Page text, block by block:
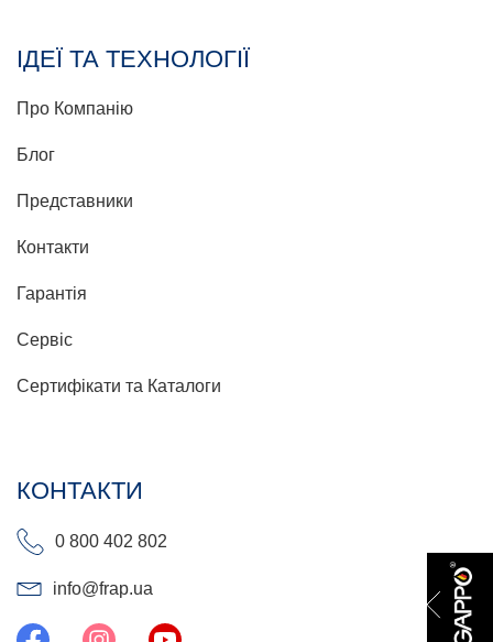
ІДЕЇ ТА ТЕХНОЛОГІЇ
Про Компанію
Блог
Представники
Контакти
Гарантія
Сервіс
Сертифікати та Каталоги
КОНТАКТИ
0 800 402 802
info@frap.ua